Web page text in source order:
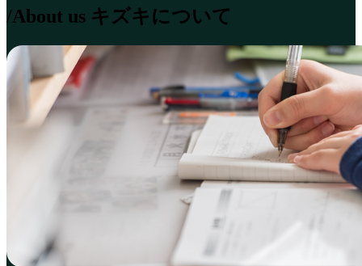
/About us キズキについて